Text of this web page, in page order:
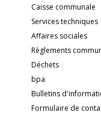
Caisse communale
Services techniques
Affaires sociales
Règlements
Déchets
bpa
Bulletins
Formulaire de